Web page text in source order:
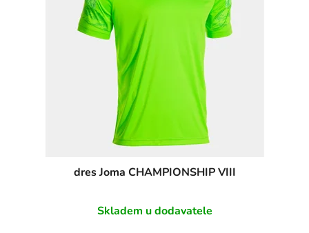
dres Joma CHAMPIONSHIP VIII
Skladem u dodavatele